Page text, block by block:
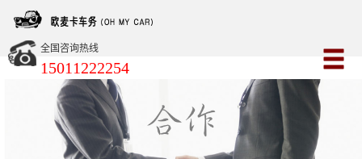
全国咨询热线
15011222254